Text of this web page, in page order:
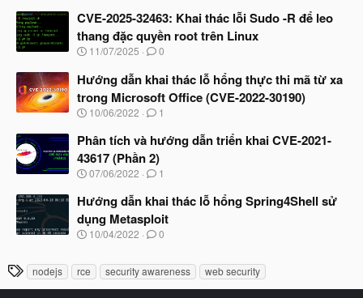
đ
ầ
u
à
b
ắ
đ
ầ
u
CVE-2025-32463: Khai thác lỗi Sudo -R để leo
thang đặc quyền root trên Linux
N
à
y
b
ắ
đ
ầ
u
11/07/2025 0
Hướng dẫn khai thác lỗ hổng thực thi mã từ xa
trong Microsoft Office (CVE-2022-30190)
N
à
b
ắ
đ
ầ
u
10/06/2022 1
Phân tích và hướng dẫn triển khai CVE-2021-
43617 (Phần 2)
N
à
b
ắ
đ
ầ
u
07/06/2022 1
Hướng dẫn khai thác lỗ hổng Spring4Shell sử
dụng Metasploit
N
y
10/04/2022 0
T
h
nodejs rce security awareness web security